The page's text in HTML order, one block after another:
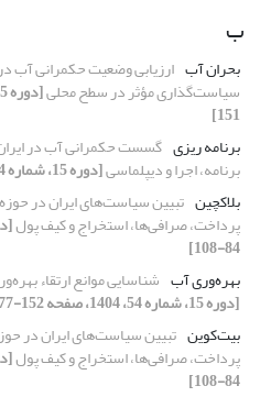
ب
بحران آب ارزیابی وضعیت حکمرانی آب
سیاست‌گذاری مؤثر در سطح محلی
151]
برنامه ریزی گسست حکمرانی آب در
برنامه، اجرا و دیپلماسی[دوره 15، شماره 54، 1404، صفحه 10-33]
بلاکچین تبیین سیاست‌های ایران در
پرداخت، صرافی‌ها، استخراج و کیف پول
84-108]
بهره‌وری آب شناسایی موانع ارتقاء
[دوره 15، شماره 54، 1404، صفحه 152-177]
بیت‌کوین تبیین سیاست‌های ایران در
پرداخت، صرافی‌ها، استخراج و کیف پول
84-108]